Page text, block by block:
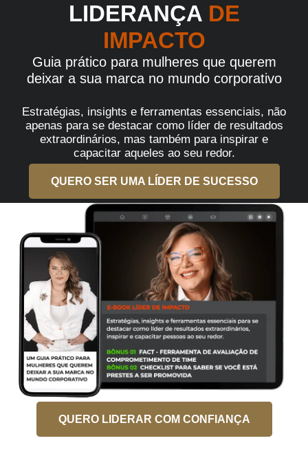
LIDERANÇA DE
IMPACTO
Guia prático para mulheres que querem
deixar a sua marca no mundo corporativo
Estratégias, insights e ferramentas essenciais, não
apenas para se destacar como líder de resultados
extraordinários, mas também para inspirar e
capacitar aqueles ao seu redor.
QUERO SER UMA LÍDER DE SUCESSO
QUERO LIDERAR COM CONFIANÇA